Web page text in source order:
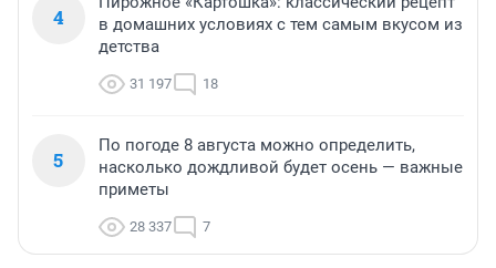
4
в домашних условиях с тем самым вкусом из
детства
31 197 18
5
По погоде 8 августа можно определить,
насколько дождливой будет осень — важные
приметы
28 337 7